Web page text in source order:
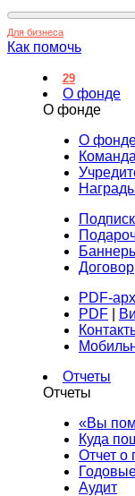
Для бизнеса
Как помочь
29
О фонде
О фонде
О
Договор
PDF-
PDF
Отчеты
Отчеты
«Вы
Куда
Отчет о
Аудит